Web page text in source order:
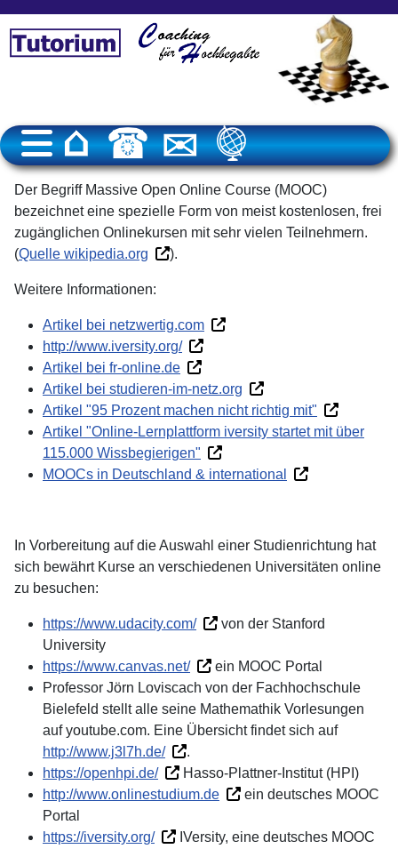
Der Begriff Massive Open Online Course (MOOC)
bezeichnet eine spezielle Form von meist kostenlosen, frei
zugänglichen Onlinekursen mit sehr vielen Teilnehmern.
(Quelle wikipedia.org ).
Weitere Informationen:
Artikel bei netzwertig.com
http://www.iversity.org/
Artikel bei fr-online.de
Artikel bei studieren-im-netz.org
Artikel "95 Prozent machen nicht richtig mit"
Artikel "Online-Lernplattform iversity startet mit über
115.000 Wissbegierigen"
MOOCs in Deutschland & international
In Vorbereitung auf die Auswahl einer Studienrichtung hat
sich bewährt Kurse an verschiedenen Universitäten online
zu besuchen:
https://www.udacity.com/
von der Stanford
University
https://www.canvas.net/
ein MOOC Portal
Professor Jörn Loviscach von der Fachhochschule
Bielefeld stellt alle seine Mathemathik Vorlesungen
auf youtube.com. Eine Übersicht findet sich auf
http://www.j3l7h.de/
.
https://openhpi.de/
Hasso-Plattner-Institut (HPI)
http://www.onlinestudium.de
ein deutsches MOOC
Portal
https://iversity.org/
IVersity, eine deutsches MOOC